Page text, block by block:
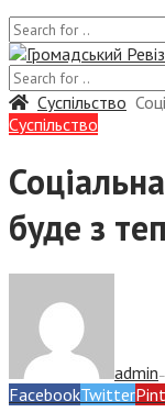
Суспiльство
Суспiльство
буде з
admin —
FacebookTwitter